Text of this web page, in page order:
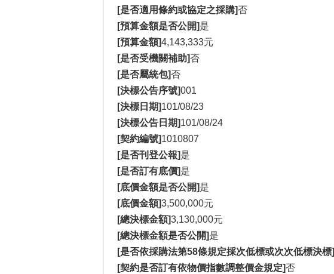
[是否適用條約或協定之採購]否
[預算金額是否公開]是
[預算金額]4,143,333元
[是否受機關補助]否
[是否屬統包]否
[決標公告序號]001
[決標日期]101/08/23
[決標公告日期]101/08/24
[契約編號]1010807
[是否刊登公報]是
[是否訂有底價]是
[底價金額是否公開]是
[底價金額]3,500,000元
[總決標金額]3,130,000元
[總決標金額是否公開]是
[是否依採購法第58條規定採次低標或次次低標決標]
[契約是否訂有依物價指數調整價金規定]否